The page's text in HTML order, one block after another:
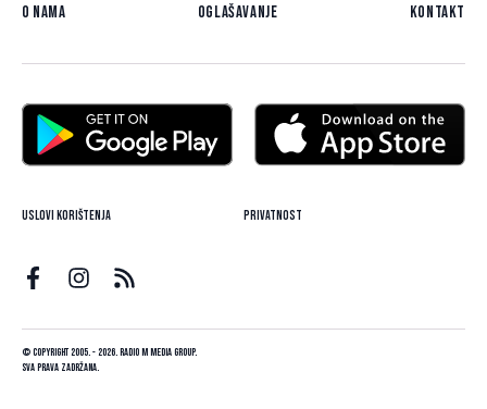
O nama Oglašavanje Kontakt
Uslovi korištenja Privatnost
© Copyright 2005. - 2026. Radio M Media Group.
Sva prava zadržana.